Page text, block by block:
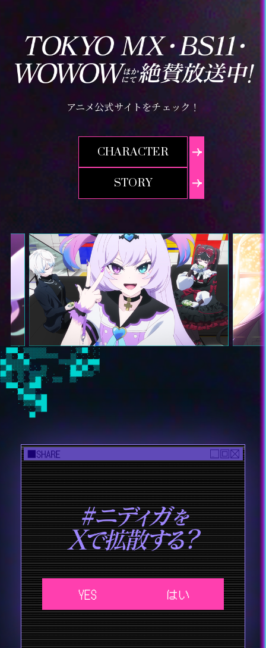
アニメ公式サイトをチェック！
CHARACTER
STORY
YES はい